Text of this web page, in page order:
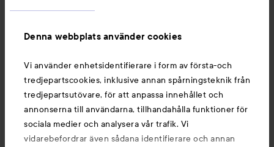
Denna webbplats använder cookies
Vi använder enhetsidentifierare i form av första-och
tredjepartscookies, inklusive annan spårningsteknik från
tredjepartsutövare, för att anpassa innehållet och
annonserna till användarna, tillhandahålla funktioner för
sociala medier och analysera vår trafik. Vi
vidarebefordrar även sådana identifierare och annan
Du kanske också gillar